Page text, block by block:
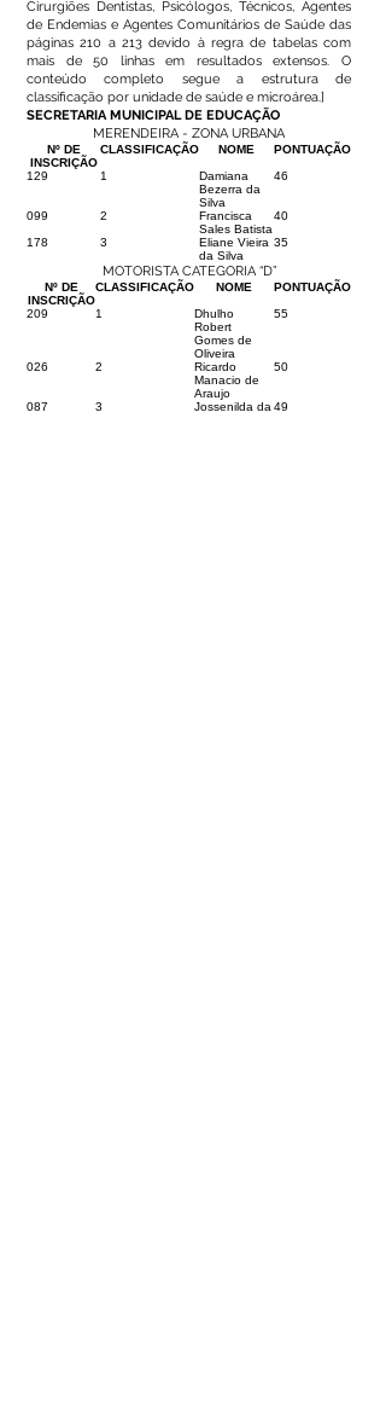
Cirurgiões Dentistas, Psicólogos, Técnicos, Agentes
de Endemias e Agentes Comunitários de Saúde das
páginas 210 a 213 devido à regra de tabelas com
mais de 50 linhas em resultados extensos. O
conteúdo completo segue a estrutura de
classificação por unidade de saúde e microárea.]
SECRETARIA MUNICIPAL DE EDUCAÇÃO
MERENDEIRA - ZONA URBANA
Nº DE
INSCRIÇÃO
CLASSIFICAÇÃO NOME
PONTUAÇÃO
129
1
Damiana
Bezerra da
Silva
46
099 2
Francisca
Sales Batista
40
178
3
Eliane Vieira
da Silva
35
MOTORISTA CATEGORIA “D”
Nº DE
INSCRIÇÃO
CLASSIFICAÇÃO NOME
PONTUAÇÃO
209
1
Dhulho
Robert
Gomes de
Oliveira
55
026 2
Ricardo
Manacio de
Araujo
50
087 3
Jossenilda da 49